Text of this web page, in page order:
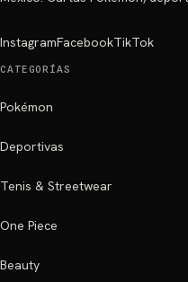
InstagramFacebookTikTok
CATEGORÍAS
Pokémon
Deportivas
Tenis & Streetwear
One Piece
Beauty